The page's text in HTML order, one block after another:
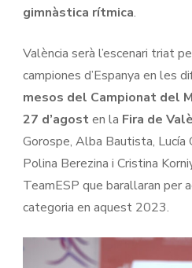
gimnàstica rítmica.
València serà l’escenari triat
campiones d’Espanya en les
mesos del Campionat del
27 d’agosten la Fira de
Gorospe, Alba Bautista, Lucía
Polina Berezina i Cristina
TeamESP que barallaran per
categoria en aquest 2023.